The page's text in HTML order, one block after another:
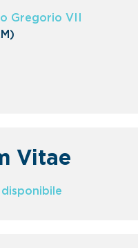
Gregorio VII
Vitae